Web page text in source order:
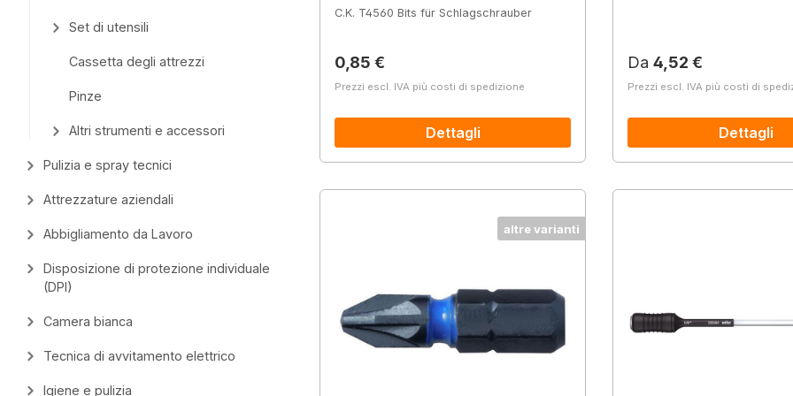
Set di utensili
Cassetta degli attrezzi
Pinze
Altri strumenti e accessori
Pulizia e spray tecnici
Attrezzature aziendali
Abbigliamento da Lavoro
Disposizione di protezione individuale
(DPI)
Camera bianca
Tecnica di avvitamento elettrico
Igiene e pulizia
C.K. T4560 Bits für Schlagschrauber
Prezzo normale:
0,85 €
Prezzi escl. IVA più costi di spedizione
Dettagli
Prezzo normale:
Da 4,52 €
Prezzi escl. IVA più costi di
Dettagli
altre varianti